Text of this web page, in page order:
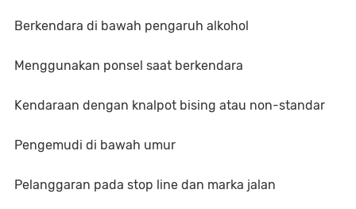
Berkendara di bawah pengaruh alkohol
Menggunakan ponsel saat berkendara
Kendaraan dengan knalpot bising atau non-standar
Pengemudi di bawah umur
Pelanggaran pada stop line dan marka jalan